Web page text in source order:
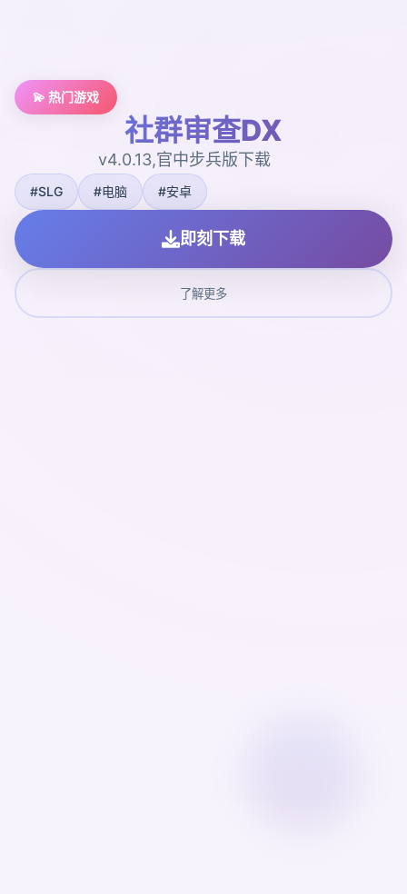
💫 热门游戏
社群审查DX
v4.0.13,官中步兵版下载
#SLG #电脑 #安卓
即刻下载
了解更多